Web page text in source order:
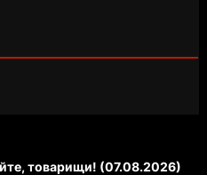
товарищи! (07.08.2026)